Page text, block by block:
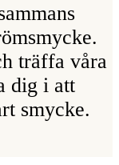
träffa våra
dig i att
smycke.